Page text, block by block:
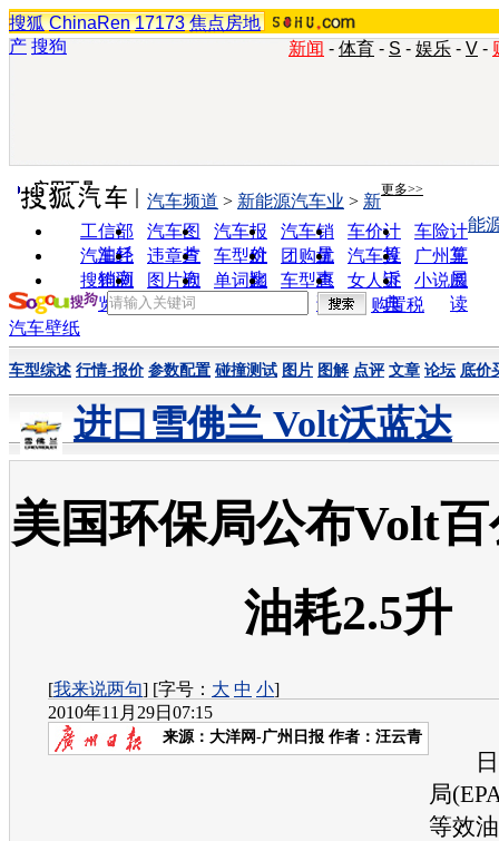
搜狐 ChinaRen 17173 焦点房地
产 搜狗 新闻 - 体育 - S - 娱乐 - V -
实用工具 更多>>
工信部
油耗
汽车图
片
汽车报
价
汽车销
量
车价计
算
车险计
算
汽车经
销商
违章查
询
车型对
比
团购优
惠
汽车投
诉
广州车
展
搜狗浏
览器
图片欣
赏
单词翻
车型查
询
女人宝
典
小说阅
读
汽车频道 > 新能源汽车业 > 新
能
购置税
汽车壁纸
车型综述 行情-报价 参数配置 碰撞测试 图片 图解 点评 文章 论坛 底价
进口雪佛兰 Volt沃蓝达
美国环保局公布Volt
油耗2.5升
[我来说两句] [字号： 大 中 小]
2010年11月29日07:15
来源： 大洋网-广州日报 作者：汪云青
日
局
等效